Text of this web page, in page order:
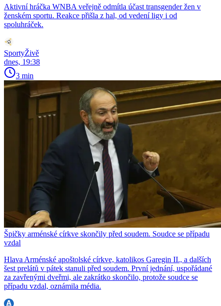
Aktivní hráčka WNBA veřejně odmítla účast transgender žen v
ženském sportu. Reakce přišla z hal, od vedení ligy i od
spoluhráček.
SportyŽivě
dnes, 19:38
3 min
Špičky arménské církve skončily před soudem. Soudce se případu
vzdal
Hlava Arménské apoštolské církve, katolikos Garegin II., a dalších
šest prelátů v pátek stanuli před soudem. První jednání, uspořádané
za zavřenými dveřmi, ale zakrátko skončilo, protože soudce se
případu vzdal, oznámila média.